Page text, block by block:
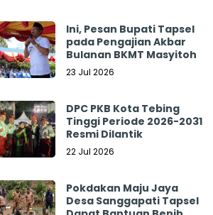
Ini, Pesan Bupati Tapsel
pada Pengajian Akbar
Bulanan BKMT Masyitoh
23 Jul 2026
DPC PKB Kota Tebing
Tinggi Periode 2026-2031
Resmi Dilantik
22 Jul 2026
Pokdakan Maju Jaya
Desa Sanggapati Tapsel